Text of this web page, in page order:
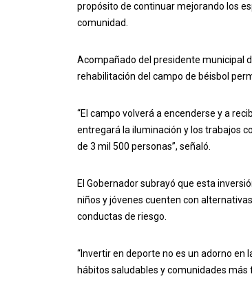
propósito de continuar mejorando los
comunidad.
Acompañado del presidente municipal
rehabilitación del campo de béisbol
“El campo volverá a encenderse y a
entregará la iluminación y los trabajos
de 3 mil 500 personas”, señaló.
El Gobernador subrayó que esta
niños y jóvenes cuenten con
conductas de riesgo.
“Invertir en deporte no es un adorno
hábitos saludables y comunidades más